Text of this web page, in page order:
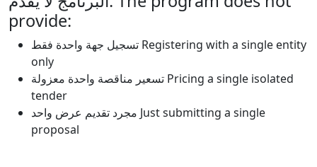
provide:
تسجيل جهة واحدة فقط Registering with a single entity
only
تسعير مناقصة واحدة معزولة Pricing a single isolated
tender
مجرد تقديم عرض واحد Just submitting a single
proposal